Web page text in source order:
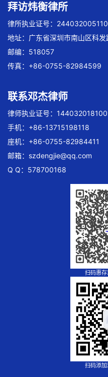
拜访炜衡律所
律所执业证号：
地址：广东省深圳市南山区科
邮编：518057
传真：+86-0755-82984599
联系邓杰律师
律师执业证号：
手机：+86-13715198118
座机：+86-0755-82984411
邮箱： szdengjie@qq.com
Q Q：578700168
扫码惠
扫码添